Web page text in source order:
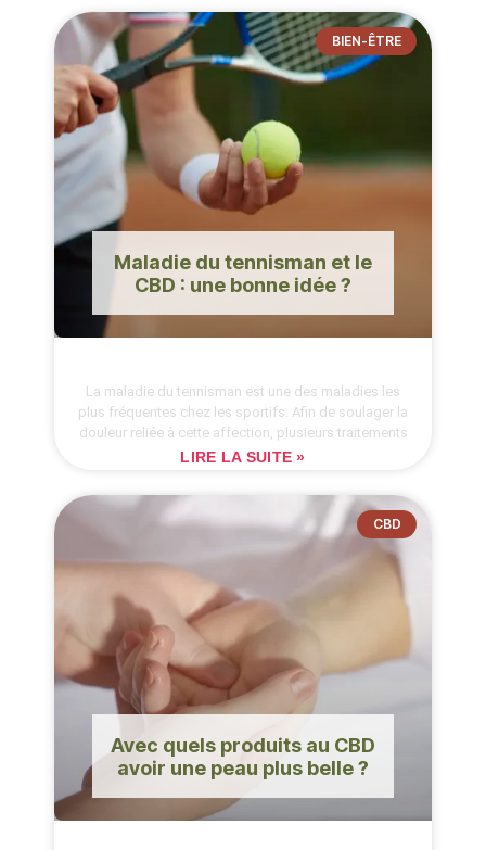
BIEN-ÊTRE
Maladie du tennisman et le
CBD : une bonne idée ?
La maladie du tennisman est une des maladies les
plus fréquentes chez les sportifs. Afin de soulager la
douleur reliée à cette affection, plusieurs traitements
LIRE LA SUITE »
CBD
Avec quels produits au CBD
avoir une peau plus belle ?